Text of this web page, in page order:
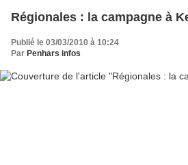
Régionales : la campagne à
Publié le 03/03/2010 à 10:24
Par Penhars infos